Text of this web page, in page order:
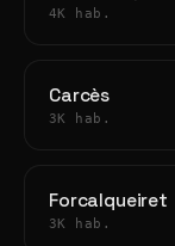
4K hab.
Carcès
3K hab.
Forcalqueiret
3K hab.